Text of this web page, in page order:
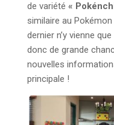
de variété «
similaire au
dernier n’y vienne
donc de grande
nouvelles
principale !